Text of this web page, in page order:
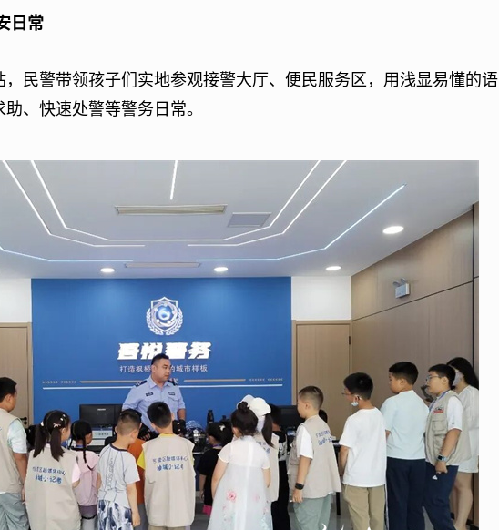
日常
警带领孩子们实地参观接警大厅、便民服务区，用浅显易懂的语
、快速处警等警务日常。